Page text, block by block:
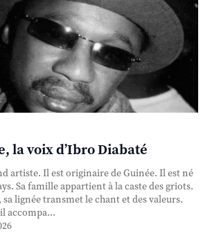
la voix d’Ibro Diabaté
artiste. Il est originaire de Guinée. Il est né
Sa famille appartient à la caste des griots.
lignée transmet le chant et des valeurs.
accompa...